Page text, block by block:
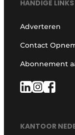
HANDIGE LINKS
Adverteren
Contact
Abonnement
KANTOOR